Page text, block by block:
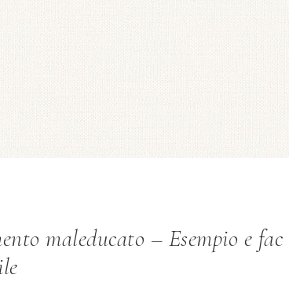
maleducato – Esempio e fac